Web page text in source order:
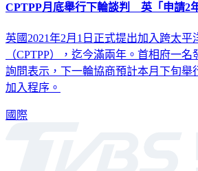
CPTPP月底舉行下輪談判 英「申請2
英國2021年2月1日正式提出加入跨太平
（CPTPP），迄今滿兩年。首相府一
詢問表示，下一輪協商預計本月下旬舉
加入程序。
國際